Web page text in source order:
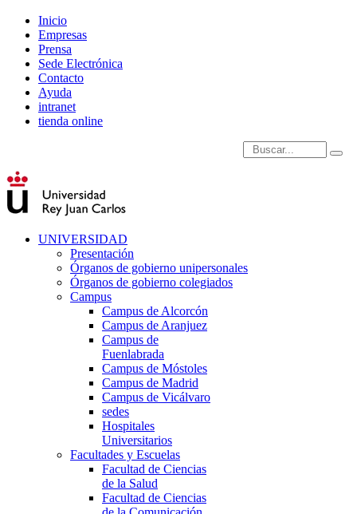
Inicio
Empresas
Prensa
Sede Electrónica
Contacto
Ayuda
intranet
tienda online
Introduce términos de
UNIVERSIDAD
Presentación
Órganos de gobierno unipersonales
Órganos de gobierno colegiados
Campus
Campus de Alcorcón
Campus de Aranjuez
Campus de
Fuenlabrada
Campus de Móstoles
Campus de Madrid
Campus de Vicálvaro
sedes
Hospitales
Universitarios
Facultades y Escuelas
Facultad de Ciencias
de la Salud
Facultad de Ciencias